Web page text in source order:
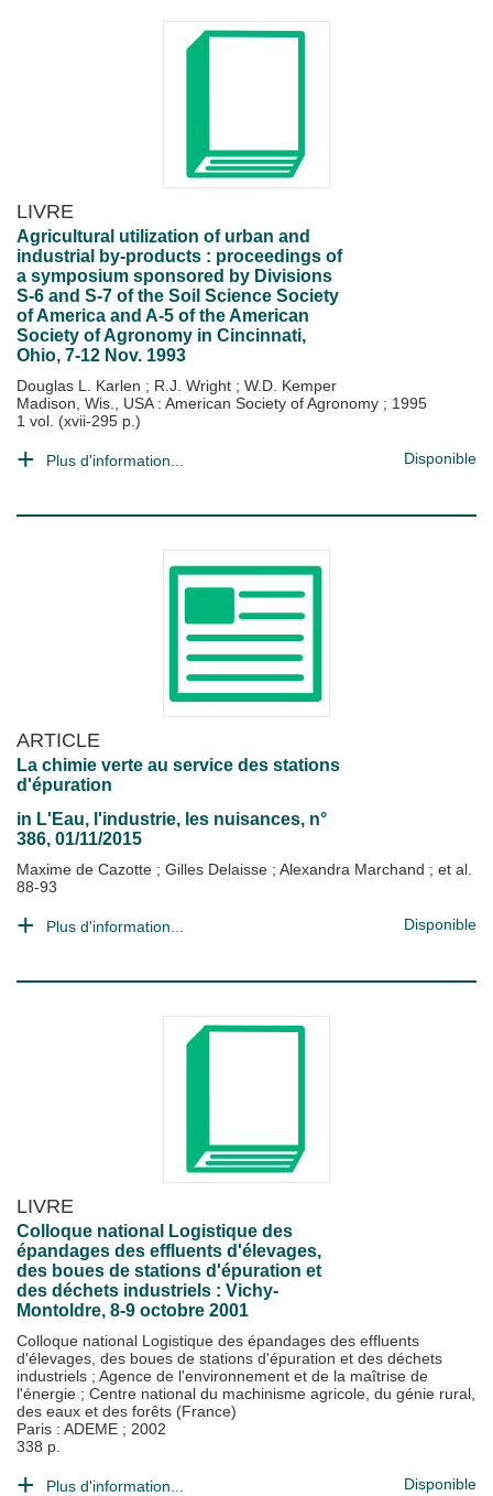
LIVRE
Agricultural utilization of urban and
industrial by-products : proceedings of
a symposium sponsored by Divisions
S-6 and S-7 of the Soil Science Society
of America and A-5 of the American
Society of Agronomy in Cincinnati,
Ohio, 7-12 Nov. 1993
Douglas L. Karlen ; R.J. Wright ; W.D. Kemper
Madison, Wis., USA : American Society of Agronomy ; 1995
1 vol. (xvii-295 p.)
Plus d'information... Disponible
ARTICLE
La chimie verte au service des stations
d'épuration
in L'Eau, l'industrie, les nuisances, n°
386, 01/11/2015
Maxime de Cazotte ; Gilles Delaisse ; Alexandra Marchand ; et al.
88-93
Plus d'information... Disponible
LIVRE
Colloque national Logistique des
épandages des effluents d'élevages,
des boues de stations d'épuration et
des déchets industriels : Vichy-
Montoldre, 8-9 octobre 2001
Colloque national Logistique des épandages des effluents
d'élevages, des boues de stations d'épuration et des déchets
industriels ; Agence de l'environnement et de la maîtrise de
l'énergie ; Centre national du machinisme agricole, du génie rural,
des eaux et des forêts (France)
Paris : ADEME ; 2002
338 p.
Plus d'information... Disponible